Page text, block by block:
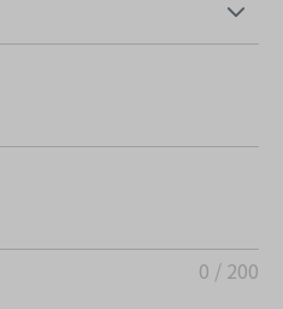
0 / 200